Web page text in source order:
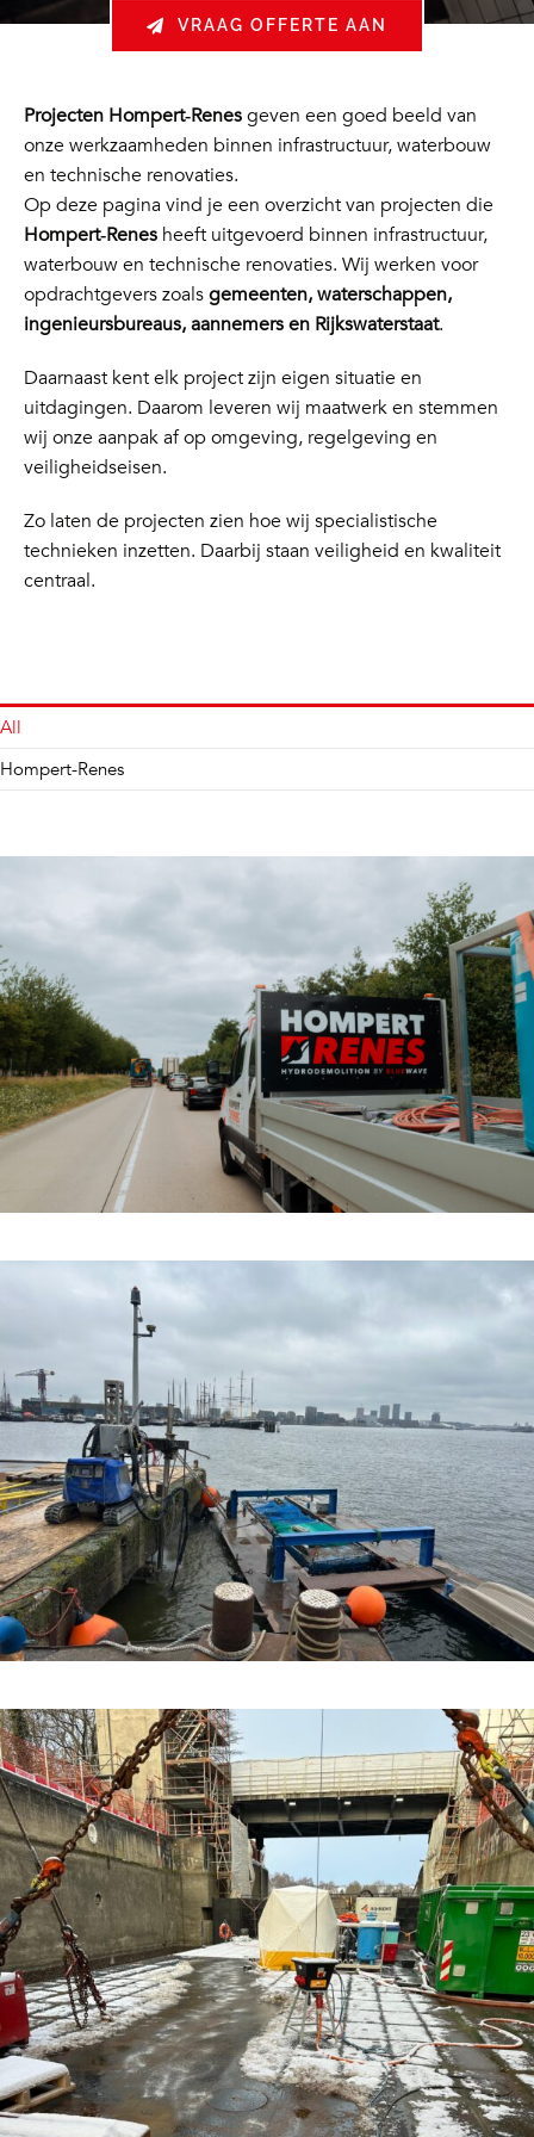
VRAAG OFFERTE AAN
Projecten Hompert‑Renesgeven een goed beeld van
onze werkzaamheden binnen infrastructuur, waterbouw
en technische renovaties.
Op deze pagina vind je een overzicht van projecten die
Hompert‑Renesheeft uitgevoerd binnen infrastructuur,
waterbouw en technische renovaties. Wij werken voor
opdrachtgevers zoalsgemeenten, waterschappen,
ingenieursbureaus, aannemers en Rijkswaterstaat.
Daarnaast kent elk project zijn eigen situatie en
uitdagingen. Daarom leveren wij maatwerk en stemmen
wij onze aanpak af op omgeving, regelgeving en
veiligheidseisen.
Zo laten de projecten zien hoe wij specialistische
technieken inzetten. Daarbij staan veiligheid en kwaliteit
centraal.
All
Hompert-Renes